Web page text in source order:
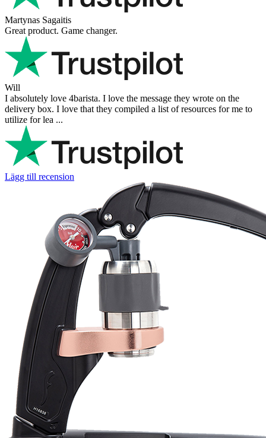
Ihor Zlobin
Fantastisk upplevelse från början till slut. Snabb leverans, mycket
bra kommunikation och produkter av hög kvalitet. Allt kom
välpackat och i perf ...
George Staf
Fast delivery. Good communication and feedback throughout the
order procedure and delivery.
Great product. Game changer.
I absolutely love 4barista. I love the message they wrote on the
delivery box. I love that they compiled a list of resources for me to
utilize for lea ...
Lägg till recension